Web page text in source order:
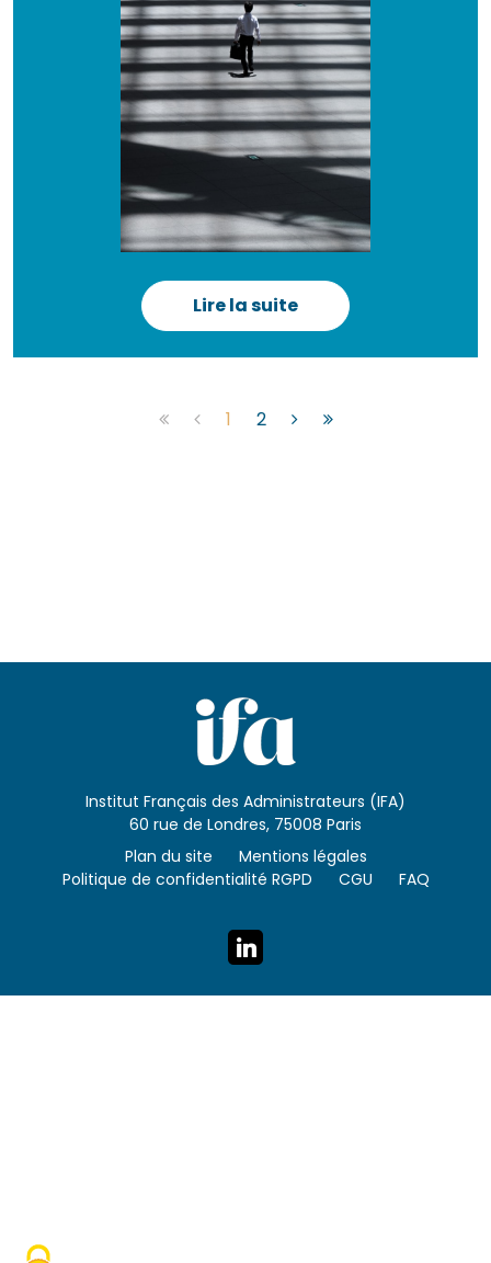
Lire la suite
1 2
Institut Français des Administrateurs (IFA)
60 rue de Londres, 75008 Paris
Plan du site
Mentions légales
Politique de confidentialité RGPD
CGU FAQ